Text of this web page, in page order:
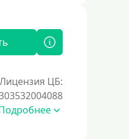
Лицензия ЦБ: